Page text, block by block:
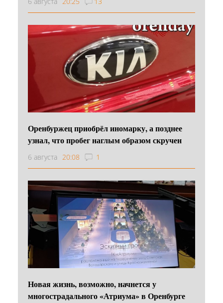
Оренбуржец приобрёл иномарку, а позднее
узнал, что пробег наглым образом скручен
6 августа 20:08 1
Новая жизнь, возможно, начнется у
многострадального «Атриума» в Оренбурге